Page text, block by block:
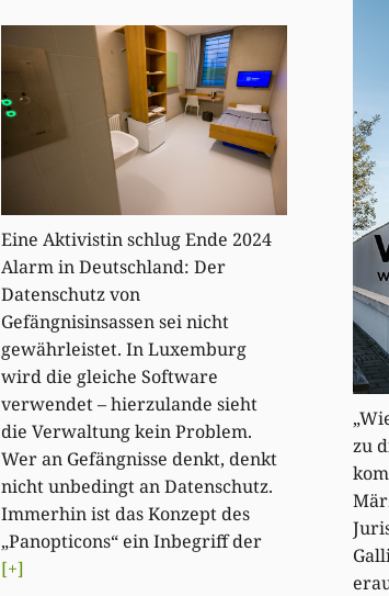
Eine Aktivistin schlug Ende 2024
Alarm in Deutschland: Der
Datenschutz von
Gefängnisinsassen sei nicht
gewährleistet. In Luxemburg
wird die gleiche Software
verwendet – hierzulande sieht
die Verwaltung kein Problem.
Wer an Gefängnisse denkt, denkt
nicht unbedingt an Datenschutz.
Immerhin ist das Konzept des
„Panopticons“ ein Inbegriff der
[+]
zu